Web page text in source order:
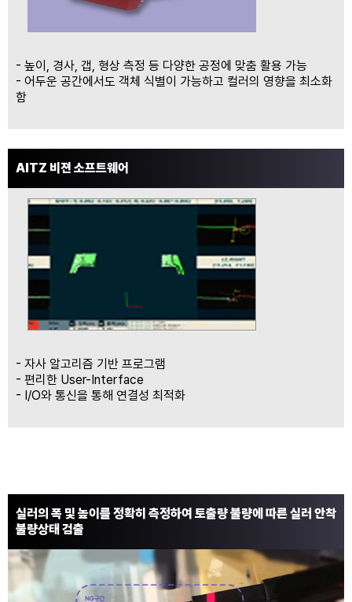
권익보호신고센터
로봇 비젼 시스템
3D SCAN 비젼 시스템
온라인문의
KR
- 높이, 경사, 갭, 형상 측정 등 다양한 공정에 맞춤 활용 가능
- 어두운 공간에서도 객체 식별이 가능하고 컬러의 영향을 최소화
함
AITZ 비젼 소프트웨어
- 자사 알고리즘 기반 프로그램
- 편리한 User-Interface
- I/O와 통신을 통해 연결성 최적화
실러의 폭 및 높이를 정확히 측정하여 토출량 불량에 따른 실러 안착
불량상태 검출